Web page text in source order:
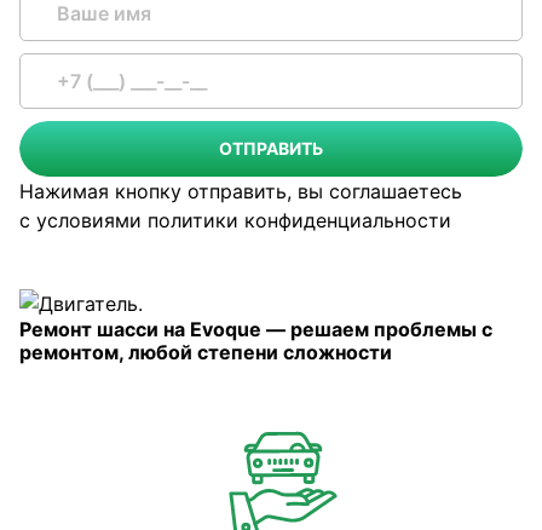
ОТПРАВИТЬ
Нажимая кнопку отправить, вы соглашаетесь
с условиями политики конфиденциальности
Ремонт шасси на Evoque — решаем проблемы с
ремонтом, любой степени сложности